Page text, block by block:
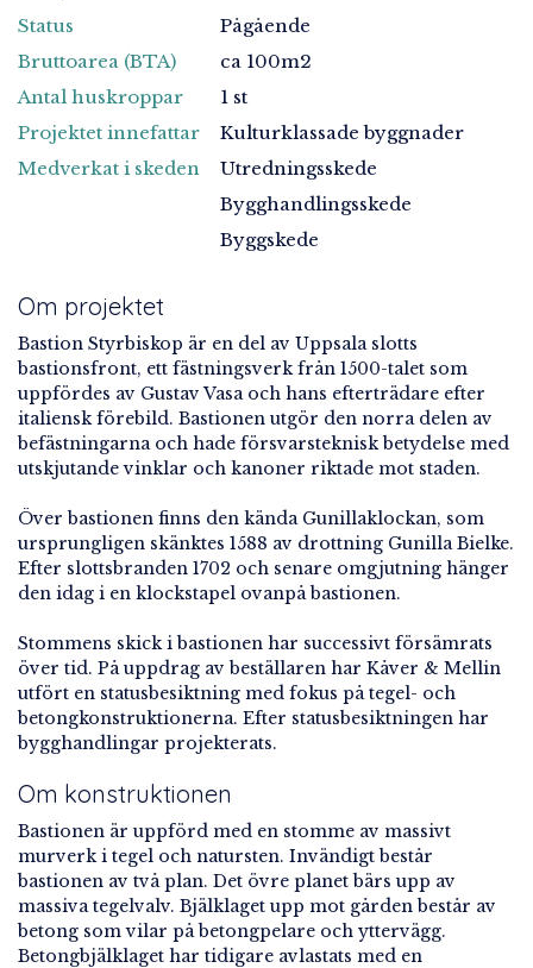
Status
Pågående
Bruttoarea (BTA)
ca 100m2
Antal huskroppar
1 st
Projektet innefattar
Kulturklassade byggnader
Medverkat i skeden
Utredningsskede
Bygghandlingsskede
Byggskede
Om projektet
Bastion Styrbiskop är en del av Uppsala slotts
bastionsfront, ett fästningsverk från 1500-talet som
uppfördes av Gustav Vasa och hans efterträdare efter
italiensk förebild. Bastionen utgör den norra delen av
befästningarna och hade försvarsteknisk betydelse med
utskjutande vinklar och kanoner riktade mot staden.
Över bastionen finns den kända Gunillaklockan, som
ursprungligen skänktes 1588 av drottning Gunilla Bielke.
Efter slottsbranden 1702 och senare omgjutning hänger
den idag i en klockstapel ovanpå bastionen.
Stommens skick i bastionen har successivt försämrats
över tid. På uppdrag av beställaren har Kåver & Mellin
utfört en statusbesiktning med fokus på tegel- och
betongkonstruktionerna. Efter statusbesiktningen har
bygghandlingar projekterats.
Om konstruktionen
Bastionen är uppförd med en stomme av massivt
murverk i tegel och natursten. Invändigt består
bastionen av två plan. Det övre planet bärs upp av
massiva tegelvalv. Bjälklaget upp mot gården består av
betong som vilar på betongpelare och yttervägg.
Betongbjälklaget har tidigare avlastats med en